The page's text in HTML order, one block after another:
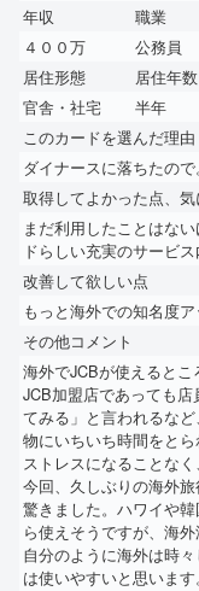
年収 職業
４００万
公務員
居住形態
居住年数
官舎・社宅
半年
このカードを選んだ理由
ダイナースに落ちたので。
取得してよかった点、
まだ利用したことはな
ドらしい充実のサービス
改善して欲しい点
もっと海外での知名度ア
その他コメント
海外でJCBが使えるとこ
JCB加盟店であっても
てみる」と言われるな
物にいちいち時間をと
ストレスになることな
今回、久しぶりの海外
驚きました。ハワイや
ら使えそうですが、海
自分のように海外は時
は使いやすいと思いま